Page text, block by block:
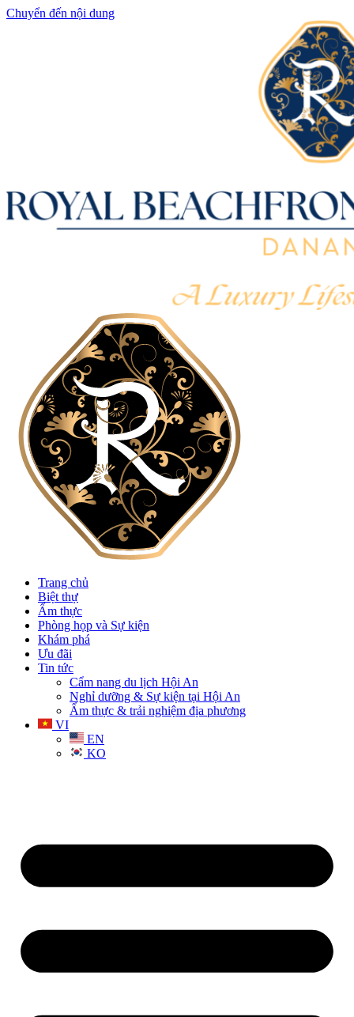
Chuyển đến nội dung
Trang chủ
Biệt thự
Ẩm thực
Phòng họp và Sự kiện
Khám phá
Ưu đãi
Tin tức
Cẩm nang du lịch Hội An
Nghỉ dưỡng & Sự kiện tại Hội An
Ẩm thực & trải nghiệm địa phương
VI
EN
KO